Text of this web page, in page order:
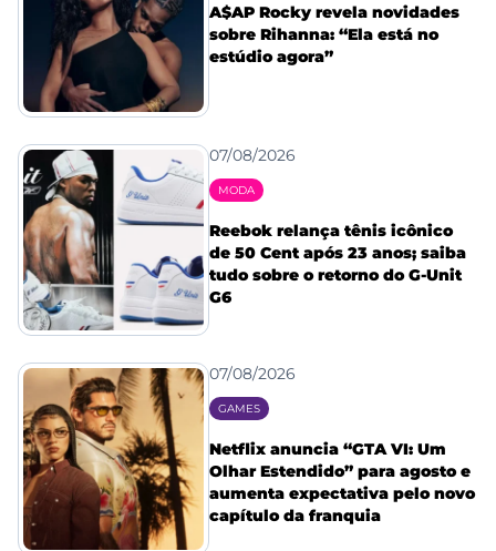
A$AP Rocky revela novidades
sobre Rihanna: “Ela está no
estúdio agora”
07/08/2026
MODA
Reebok relança tênis icônico
de 50 Cent após 23 anos; saiba
tudo sobre o retorno do G-Unit
G6
07/08/2026
GAMES
Netflix anuncia “GTA VI: Um
Olhar Estendido” para agosto e
aumenta expectativa pelo novo
capítulo da franquia